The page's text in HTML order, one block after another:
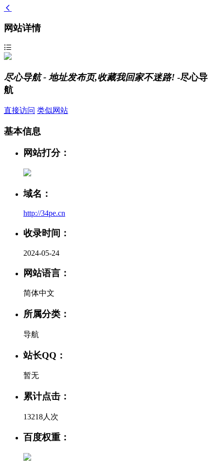
网站详情
尽心导航 - 地址发布页,收藏我回家不迷路! -尽心导
航
直接访问 类似网站
基本信息
网站打分：
域名：
http://34pe.cn
收录时间：
2024-05-24
网站语言：
简体中文
所属分类：
导航
站长QQ：
暂无
累计点击：
13218人次
百度权重：